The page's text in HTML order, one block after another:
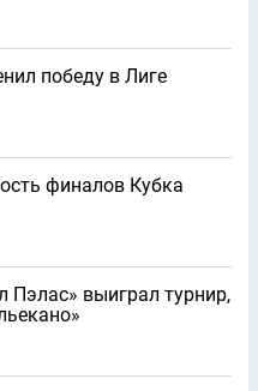
победу в Лиге
финалов Кубка
Пэлас» выиграл турнир,